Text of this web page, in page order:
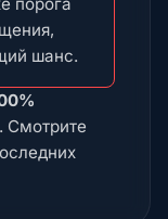
шанс.
. Смотрите